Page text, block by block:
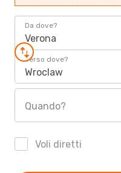
Da dove?
Verona
Verso dove?
Wroclaw
Quando?
Voli diretti